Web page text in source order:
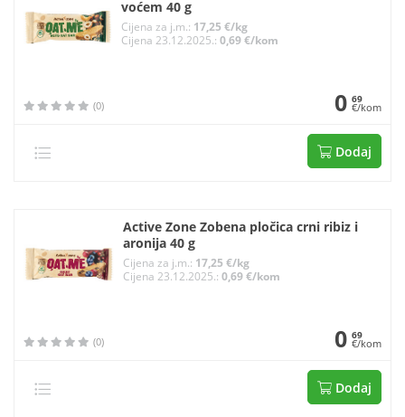
voćem 40 g
Cijena za j.m.: 17,25 €/kg
Cijena 23.12.2025.: 0,69 €/kom
(0) 0 69
€/kom
Dodaj
Active Zone Zobena pločica crni ribiz i
aronija 40 g
Cijena za j.m.: 17,25 €/kg
Cijena 23.12.2025.: 0,69 €/kom
(0) 0 69
€/kom
Dodaj